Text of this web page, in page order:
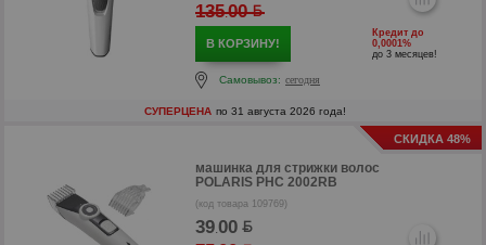
135.00
В КОРЗИНУ!
Кредит до
0,0001%
до 3 месяцев!
Самовывоз: сегодня
СУПЕРЦЕНА по 31 августа 2026 года!
СКИДКА 48%
машинка для стрижки волос
POLARIS PHC 2002RB
(код товара 109769)
39.00